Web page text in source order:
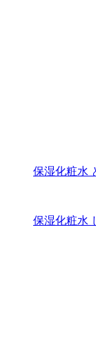
保湿化粧水
保湿化粧水